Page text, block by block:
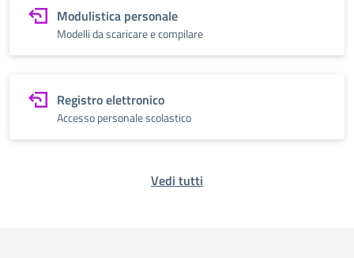
Modulistica personale
Modelli da scaricare e compilare
Registro elettronico
Accesso personale scolastico
Vedi tutti